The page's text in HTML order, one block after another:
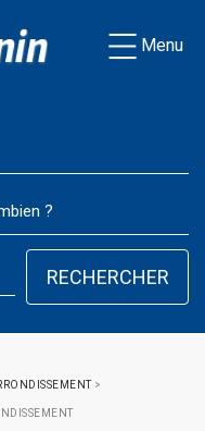
Menu
>